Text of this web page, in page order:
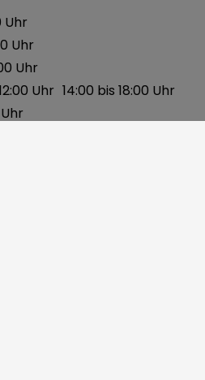
Uhr
Uhr
Uhr
Uhr 14:00 bis 18:00 Uhr